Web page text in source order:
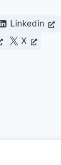
Linkedin
X